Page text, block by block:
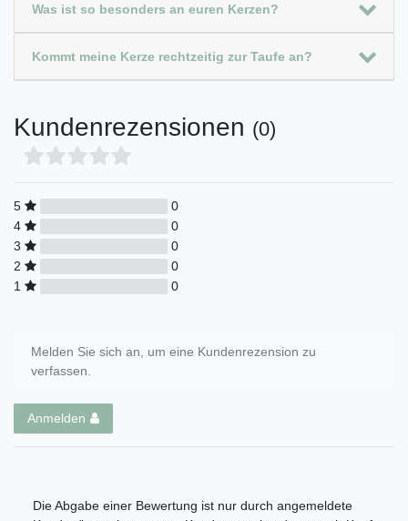
Was ist so besonders an euren Kerzen?
Kommt meine Kerze rechtzeitig zur Taufe an?
Kundenrezensionen (0)
5
0
4
0
3
0
2
0
1
0
Melden Sie sich an, um eine Kundenrezension zu
verfassen.
Anmelden
Die Abgabe einer Bewertung ist nur durch angemeldete